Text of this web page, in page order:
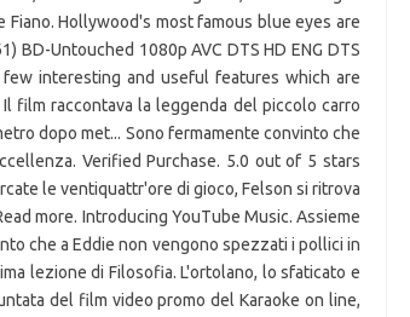
Hollywood's most famous blue eyes are
BD-Untouched 1080p AVC DTS HD ENG DTS
few interesting and useful features which are
film raccontava la leggenda del piccolo carro
dopo met... Sono fermamente convinto che
Verified Purchase. 5.0 out of 5 stars
le ventiquattr'ore di gioco, Felson si ritrova
more. Introducing YouTube Music. Assieme
che a Eddie non vengono spezzati i pollici in
lezione di Filosofia. L'ortolano, lo sfaticato e
del film video promo del Karaoke on line,